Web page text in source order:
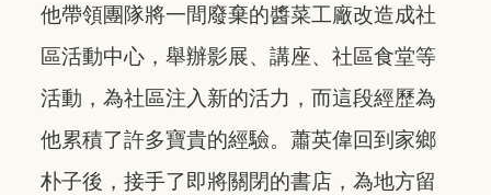
他帶領團隊將一間廢棄的醬菜工廠改造成社
區活動中心，舉辦影展、講座、社區食堂等
活動，為社區注入新的活力，而這段經歷為
他累積了許多寶貴的經驗。蕭英偉回到家鄉
朴子後，接手了即將關閉的書店，為地方留